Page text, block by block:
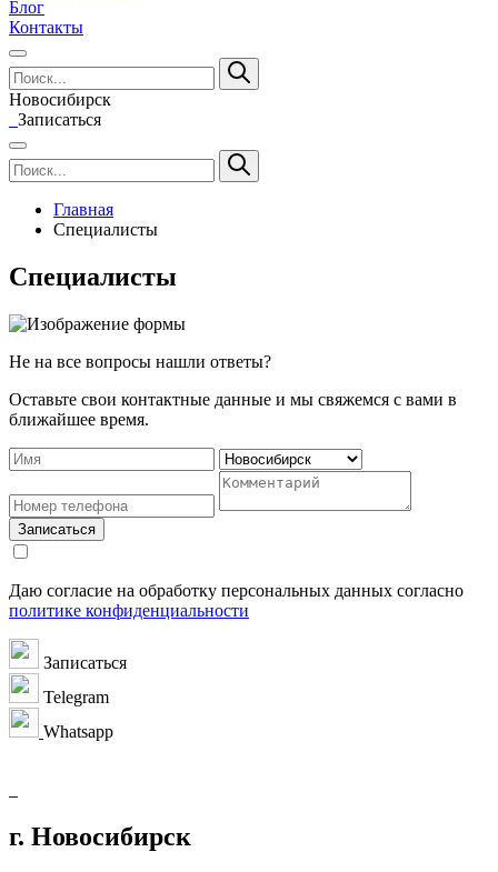
Блог
Контакты
Новосибирск
Записаться
Главная
Специалисты
Специалисты
Не на все вопросы нашли ответы?
Оставьте свои контактные данные и мы свяжемся с вами в
ближайшее время.
Записаться
Даю согласие на обработку персональных данных согласно
политике конфиденциальности
Записаться
Telegram
Whatsapp
г. Новосибирск